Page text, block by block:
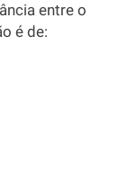
entre o
é de: